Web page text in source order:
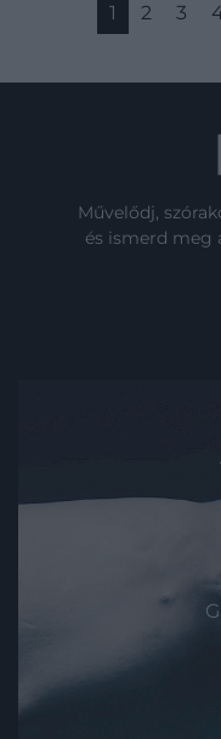
1 2 3
Művelődj,
és ismerd meg